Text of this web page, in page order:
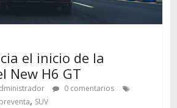
el inicio de la
New H6 GT
0 comentarios
preventa, SUV